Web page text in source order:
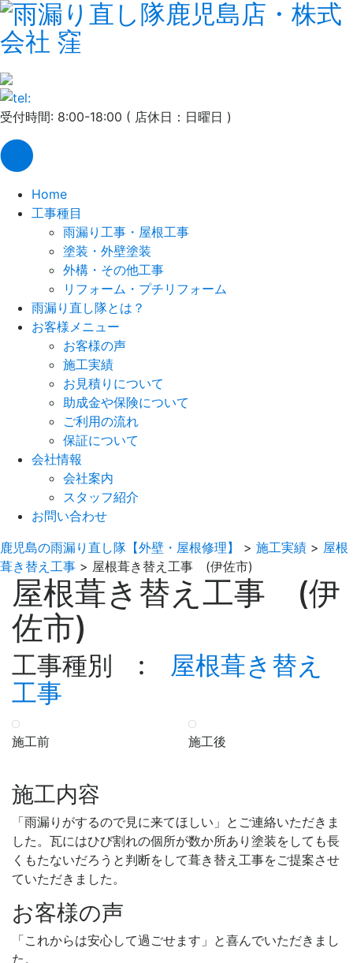
受付時間: 8:00-18:00 ( 店休日：日曜日 )
Home
工事種目
雨漏り工事・屋根工事
塗装・外壁塗装
外構・その他工事
リフォーム・プチリフォーム
雨漏り直し隊とは？
お客様メニュー
お客様の声
施工実績
お見積りについて
助成金や保険について
ご利用の流れ
保証について
会社情報
会社案内
スタッフ紹介
お問い合わせ
鹿児島の雨漏り直し隊【外壁・屋根修理】
> 施工実績 > 屋根
葺き替え工事 > 屋根葺き替え工事 (伊佐市)
屋根葺き替え工事 (伊
佐市)
工事種別 : 屋根葺き替え
工事
施工前 施工後
施工内容
「雨漏りがするので見に来てほしい」とご連絡いただきま
した。瓦にはひび割れの個所が数か所あり塗装をしても長
くもたないだろうと判断をして葺き替え工事をご提案させ
ていただきました。
お客様の声
「これからは安心して過ごせます」と喜んでいただきまし
た。